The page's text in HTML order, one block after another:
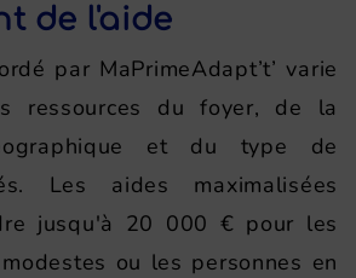
de l'aide
par MaPrimeAdapt’t’ varie
ressources du foyer, de la
et du type de
Les aides maximalisées
jusqu'à 20 000 € pour les
ou les personnes en